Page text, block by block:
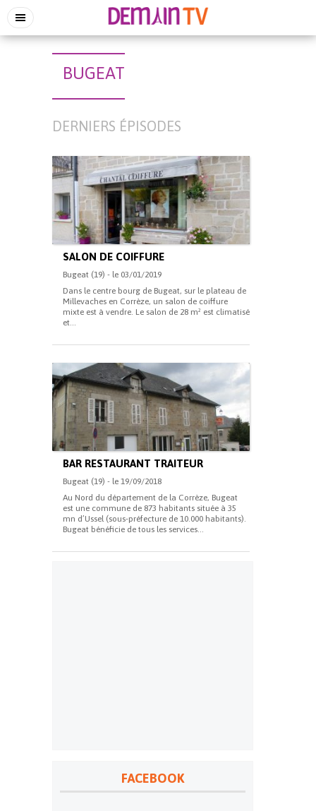
BUGEAT
DERNIERS ÉPISODES
SALON DE COIFFURE
Bugeat (19) - le 03/01/2019
Dans le centre bourg de Bugeat, sur le plateau de
Millevaches en Corrèze, un salon de coiffure
mixte est à vendre. Le salon de 28 m² est climatisé
et...
BAR RESTAURANT TRAITEUR
Bugeat (19) - le 19/09/2018
Au Nord du département de la Corrèze, Bugeat
est une commune de 873 habitants située à 35
mn d’Ussel (sous-préfecture de 10.000 habitants).
Bugeat bénéficie de tous les services...
FACEBOOK